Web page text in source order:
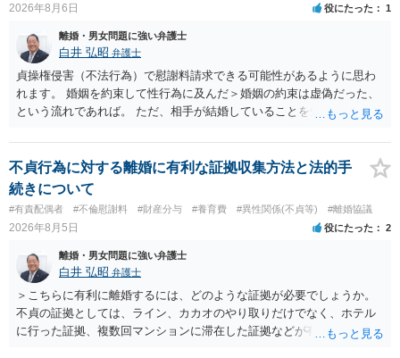
2026年8月6日 役にたった 1
離婚・男女問題に強い弁護士
白井 弘昭 弁護士
貞操権侵害（不法行為）で慰謝料請求できる可能性があるように思わ
れます。 婚姻を約束して性行為に及んだ＞婚姻の約束は虚偽だった、
という流れであれば。 ただ、相手が結婚していることを知って行為に
性も認められそうですので、あまり慰謝料は高額にならないように思
われます。 一度、最寄りの弁護士に相談してみてください。
不貞行為に対する離婚に有利な証拠収集方法と法的手
続きについて
#有責配偶者 #不倫慰謝料 #財産分与 #養育費 #異性関係(不貞等) #離婚協議
2026年8月5日 役にたった 2
離婚・男女問題に強い弁護士
白井 弘昭 弁護士
＞こちらに有利に離婚するには、どのような証拠が必要でしょうか。
不貞の証拠としては、ライン、カカオのやり取りだけでなく、ホテル
に行った証拠、複数回マンションに滞在した証拠などが有効です。 不